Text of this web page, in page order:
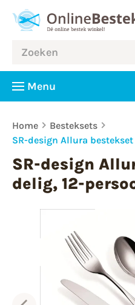
Menu
Home
Besteksets
SR-design Allura
SR-design
delig, 12-